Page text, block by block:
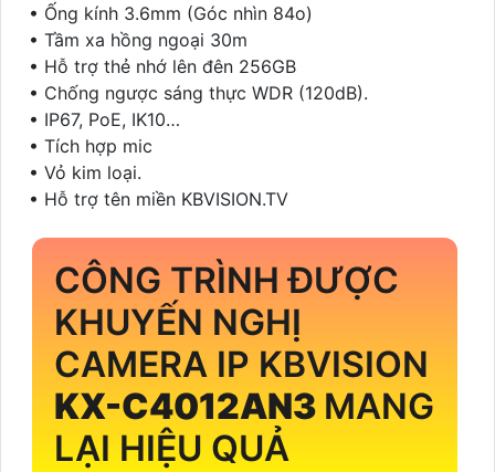
• Ống kính 3.6mm (Góc nhìn 84o)
• Tầm xa hồng ngoại 30m
• Hỗ trợ thẻ nhớ lên đên 256GB
• Chống ngược sáng thực WDR (120dB).
• IP67, PoE, IK10…
• Tích hợp mic
• Vỏ kim loại.
• Hỗ trợ tên miền KBVISION.TV
CÔNG TRÌNH ĐƯỢC
KHUYẾN NGHỊ
CAMERA IP KBVISION
KX-C4012AN3 MANG
LẠI HIỆU QUẢ